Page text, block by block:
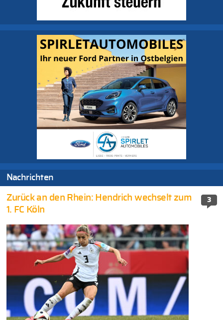
Nachrichten
3
Zurück an den Rhein: Hendrich wechselt zum
1. FC Köln